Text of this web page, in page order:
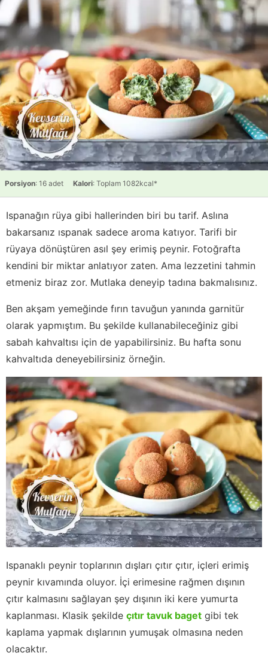
Porsiyon: 16 adet Kalori: Toplam 1082kcal*
Ispanağın rüya gibi hallerinden biri bu tarif. Aslına
bakarsanız ıspanak sadece aroma katıyor. Tarifi bir
rüyaya dönüştüren asıl şey erimiş peynir. Fotoğrafta
kendini bir miktar anlatıyor zaten. Ama lezzetini tahmin
etmeniz biraz zor. Mutlaka deneyip tadına bakmalısınız.
Ben akşam yemeğinde fırın tavuğun yanında garnitür
olarak yapmıştım. Bu şekilde kullanabileceğiniz gibi
sabah kahvaltısı için de yapabilirsiniz. Bu hafta sonu
kahvaltıda deneyebilirsiniz örneğin.
Ispanaklı peynir toplarının dışları çıtır çıtır, içleri erimiş
peynir kıvamında oluyor. İçi erimesine rağmen dışının
çıtır kalmasını sağlayan şey dışının iki kere yumurta
kaplanması. Klasik şekilde çıtır tavuk baget gibi tek
kaplama yapmak dışlarının yumuşak olmasına neden
olacaktır.